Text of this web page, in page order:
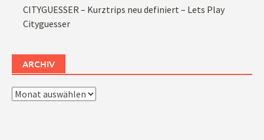
CITYGUESSER – Kurztrips neu definiert – Lets Play
Cityguesser
ARCHIV
Archiv